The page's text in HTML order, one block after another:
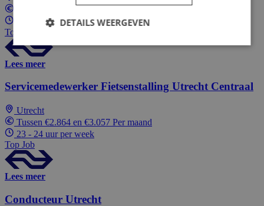
24 - 36 uur per week
Top Job
Lees meer
Servicemedewerker Fietsenstalling Utrecht Centraal
Utrecht
Tussen €2.864 en €3.057 Per maand
23 - 24 uur per week
Top Job
Lees meer
Conducteur Utrecht
DETAILS WEERGEVEN